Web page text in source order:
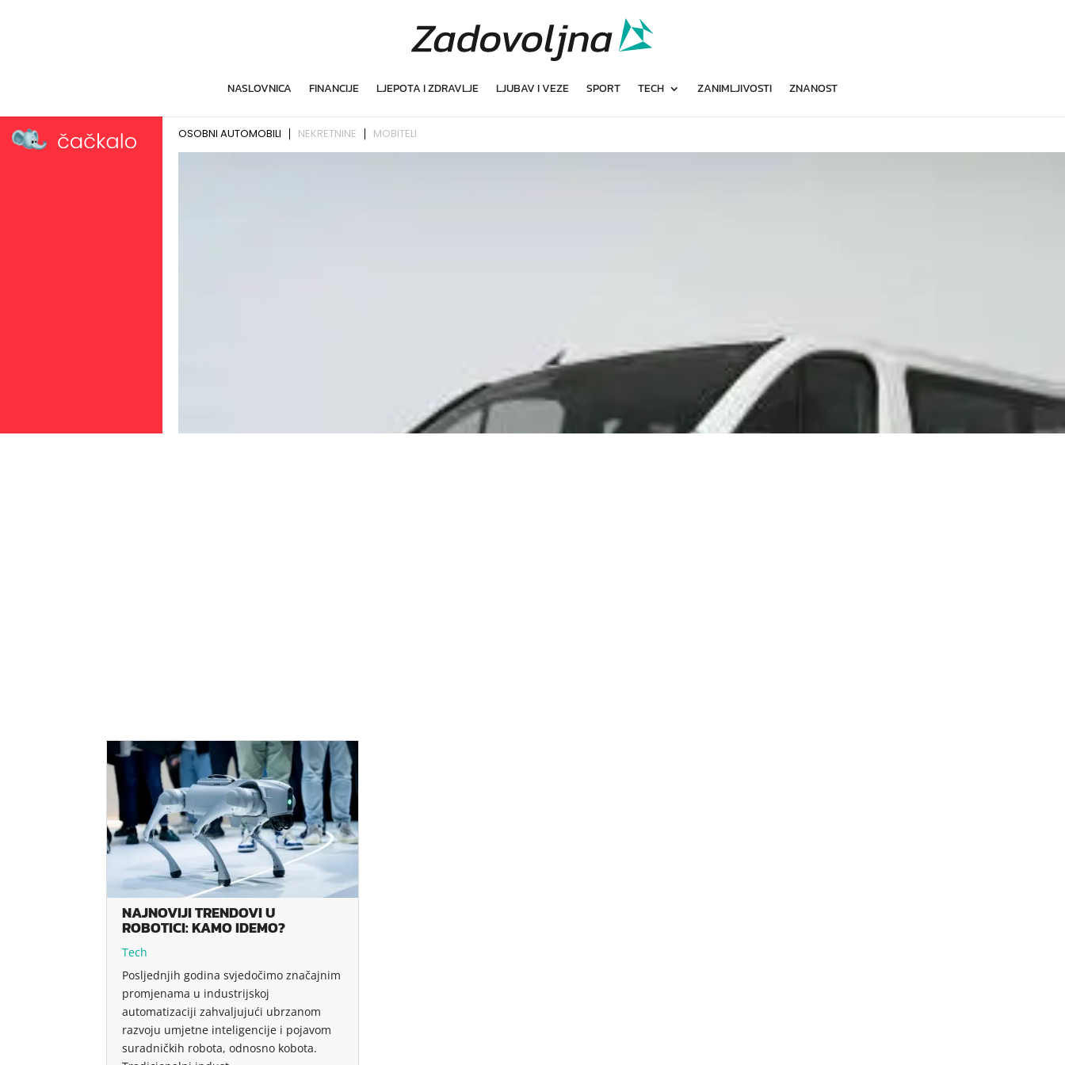
NASLOVNICA FINANCIJE LJEPOTA I ZDRAVLJE LJUBAV I VEZE SPORT TECH ZANIMLJIVOSTI ZNANOST
NAJNOVIJI TRENDOVI U
ROBOTICI: KAMO IDEMO?
Tech
Posljednjih godina svjedočimo značajnim
promjenama u industrijskoj
automatizaciji zahvaljujući ubrzanom
razvoju umjetne inteligencije i pojavom
suradničkih robota, odnosno kobota.